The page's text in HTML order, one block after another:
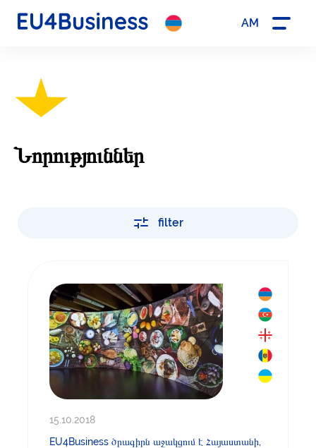
Նորություններ
filter
15.10.2018
EU4Business ծրագիրն աջակցում է Հայաստանի,
AM